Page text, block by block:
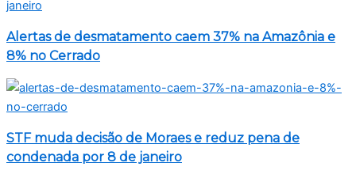
Alertas de desmatamento caem 37% na Amazônia e
8% no Cerrado
STF muda decisão de Moraes e reduz pena de
condenada por 8 de janeiro